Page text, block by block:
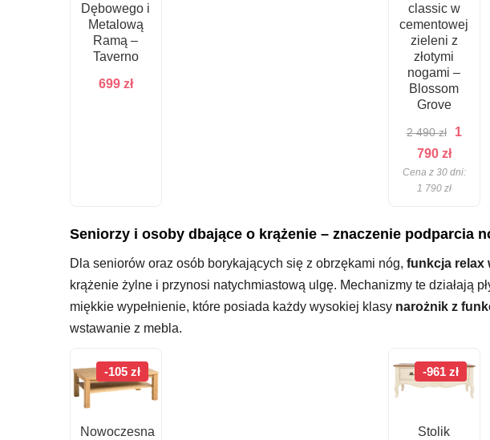
Dębowego i
Metalową
Ramą –
Taverno
699 zł
classic w
cementowej
zieleni z
złotymi
nogami –
Blossom
Grove
2 490zł
1
790 zł
cena
790 zł.
Cena z 30 dni:
1 790 zł
Seniorzy i osoby dbające o krążenie – znaczenie podparcia
Dla seniorów oraz osób borykających się z obrzękami nóg, funkcja relax
krążenie żylne i przynosi natychmiastową ulgę. Mechanizmy te działają
miękkie wypełnienie, które posiada każdy wysokiej klasy narożnik z
wstawanie z mebla.
-105 zł
Nowoczesna
-961 zł
Stolik